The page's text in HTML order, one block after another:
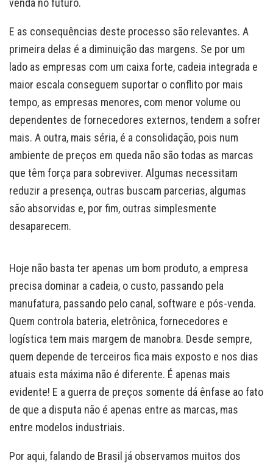
E as consequências deste processo são relevantes. A
primeira delas é a diminuição das margens. Se por um
lado as empresas com um caixa forte, cadeia integrada e
maior escala conseguem suportar o conflito por mais
tempo, as empresas menores, com menor volume ou
dependentes de fornecedores externos, tendem a sofrer
mais. A outra, mais séria, é a consolidação, pois num
ambiente de preços em queda não são todas as marcas
que têm força para sobreviver. Algumas necessitam
reduzir a presença, outras buscam parcerias, algumas
são absorvidas e, por fim, outras simplesmente
desaparecem.
Hoje não basta ter apenas um bom produto, a empresa
precisa dominar a cadeia, o custo, passando pela
manufatura, passando pelo canal, software e pós-venda.
Quem controla bateria, eletrônica, fornecedores e
logística tem mais margem de manobra. Desde sempre,
quem depende de terceiros fica mais exposto e nos dias
atuais esta máxima não é diferente. É apenas mais
evidente! E a guerra de preços somente dá ênfase ao fato
de que a disputa não é apenas entre as marcas, mas
entre modelos industriais.
Por aqui, falando de Brasil já observamos muitos dos